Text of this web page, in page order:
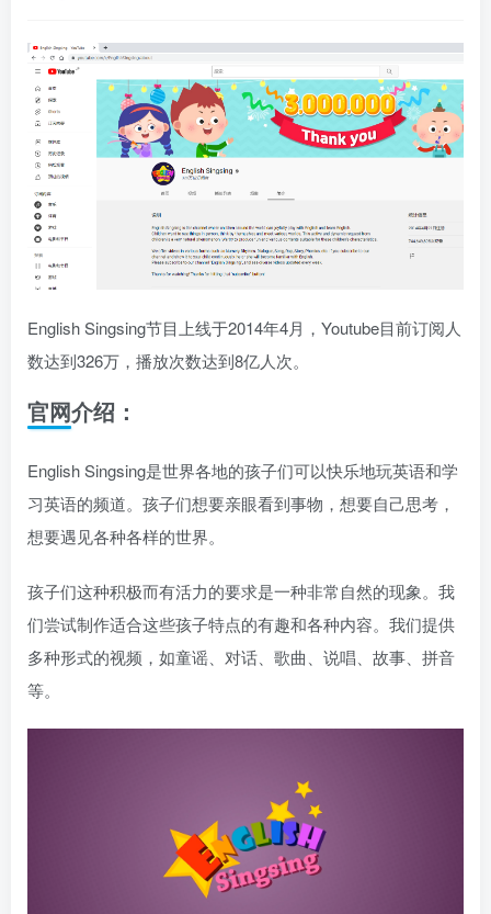
English Singsing节目上线于2014年4月，Youtube目前订阅人
数达到326万，播放次数达到8亿人次。
官网介绍：
English Singsing是世界各地的孩子们可以快乐地玩英语和学
习英语的频道。孩子们想要亲眼看到事物，想要自己思考，
想要遇见各种各样的世界。
孩子们这种积极而有活力的要求是一种非常自然的现象。我
们尝试制作适合这些孩子特点的有趣和各种内容。我们提供
多种形式的视频，如童谣、对话、歌曲、说唱、故事、拼音
等。